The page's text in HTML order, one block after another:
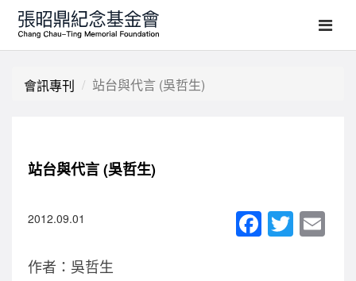
會訊專刊 站台與代言 (吳哲生)
站台與代言 (吳哲生)
2012.09.01 F T
作者：吳哲生